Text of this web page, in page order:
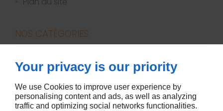
NOS CATÉGORIES
bougies / parfums d'ambiance
canapés
décoration
literie
Your privacy is our priority
We use Cookies to improve user experience by
personalising content and ads, as well as analyzing
traffic and optimizing social networks functionalities.